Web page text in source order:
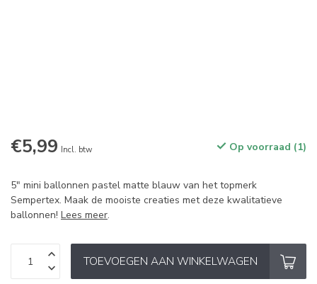
€5,99 Incl. btw Op voorraad (1)
5" mini ballonnen pastel matte blauw van het topmerk
Sempertex. Maak de mooiste creaties met deze kwalitatieve
ballonnen! Lees meer.
TOEVOEGEN AAN WINKELWAGEN